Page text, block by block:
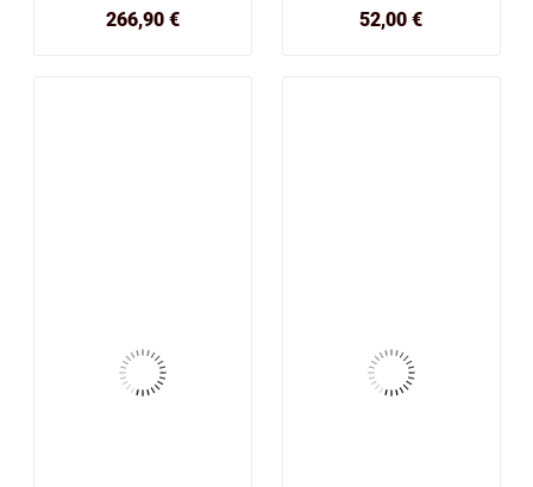
266,90 €Prix 52,00 €Prix